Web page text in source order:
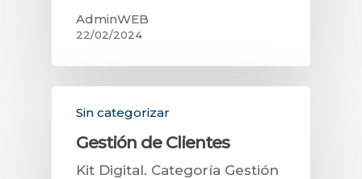
AdminWEB
22/02/2024
Sin categorizar
Gestión de Clientes
Kit Digital. Categoría Gestión